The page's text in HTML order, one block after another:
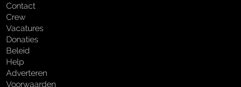
Contact
Crew
Vacatures
Donaties
Beleid
Help
Adverteren
Voorwaarden